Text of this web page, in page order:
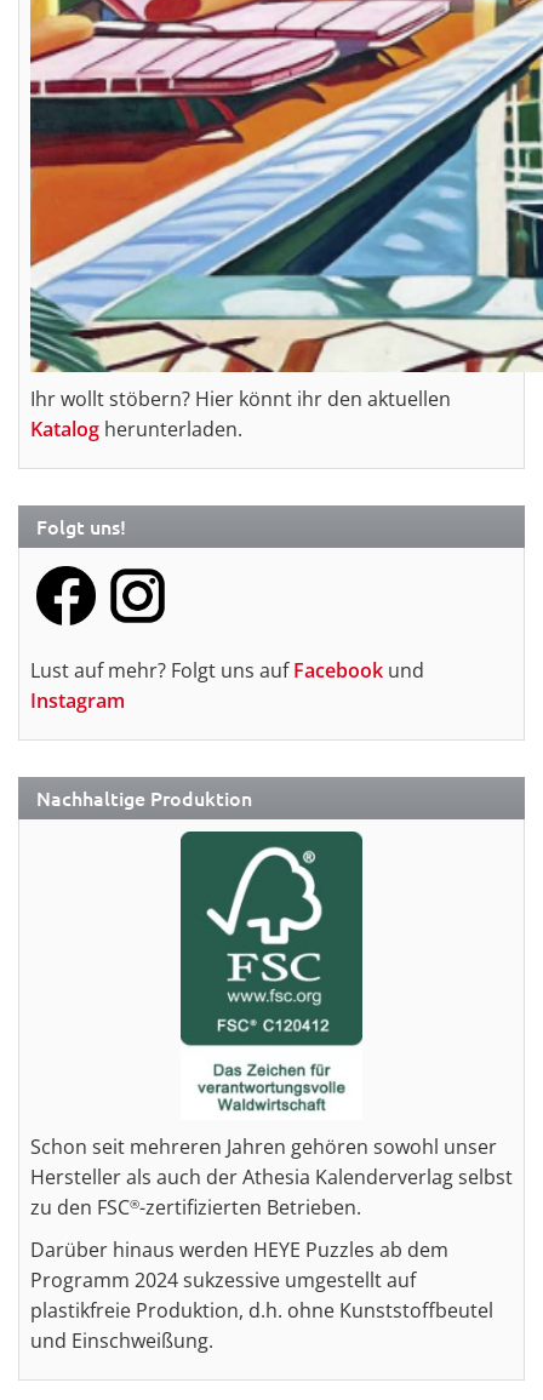
Ihr wollt stöbern? Hier könnt ihr den aktuellen
Katalog herunterladen.
Folgt uns!
Lust auf mehr? Folgt uns aufFacebook und
Instagram
Nachhaltige Produktion
Schon seit mehreren Jahren gehören sowohl unser
Hersteller als auch der Athesia Kalenderverlag selbst
zu den FSC®-zertifizierten Betrieben.
Darüber hinaus werden HEYE Puzzles ab dem
Programm 2024 sukzessive umgestellt auf
plastikfreie Produktion, d.h. ohne Kunststoffbeutel
und Einschweißung.